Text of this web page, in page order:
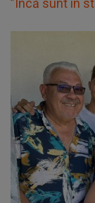
”Încă sunt în